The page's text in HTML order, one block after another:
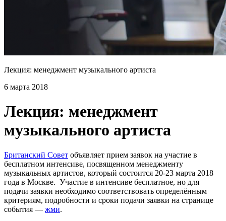
Лекция: менеджмент музыкального артиста
6 марта 2018
Лекция: менеджмент
музыкального артиста
Британский Совет объявляет прием заявок на участие в
бесплатном интенсиве, посвященном менеджменту
музыкальных артистов, который состоится 20-23 марта 2018
года в Москве. Участие в интенсиве бесплатное, но для
подачи заявки необходимо соответствовать определённым
критериям, подробности и сроки подачи заявки на странице
события — жми.